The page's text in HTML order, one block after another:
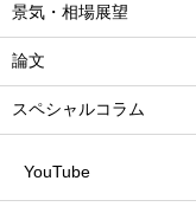
景気・相場展望
論文
スペシャルコラム
YouTube